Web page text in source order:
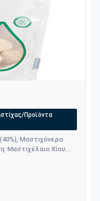
Προϊόντα
Μαστιχόνερο
Μαστιχέλαιο Χίου...